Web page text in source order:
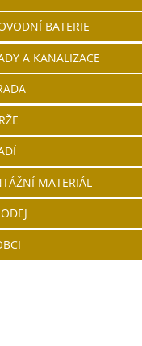
BATERIE
A KANALIZACE
MATERIÁL